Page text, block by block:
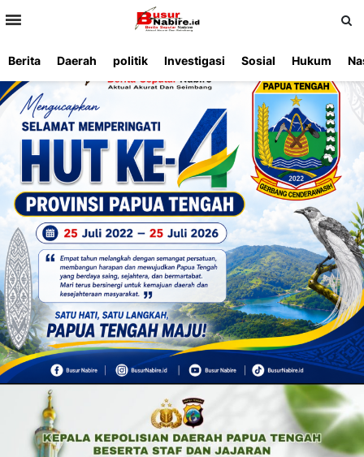
Layanan
Kami
Berita Daerah politik Investigasi Sosial Hukum